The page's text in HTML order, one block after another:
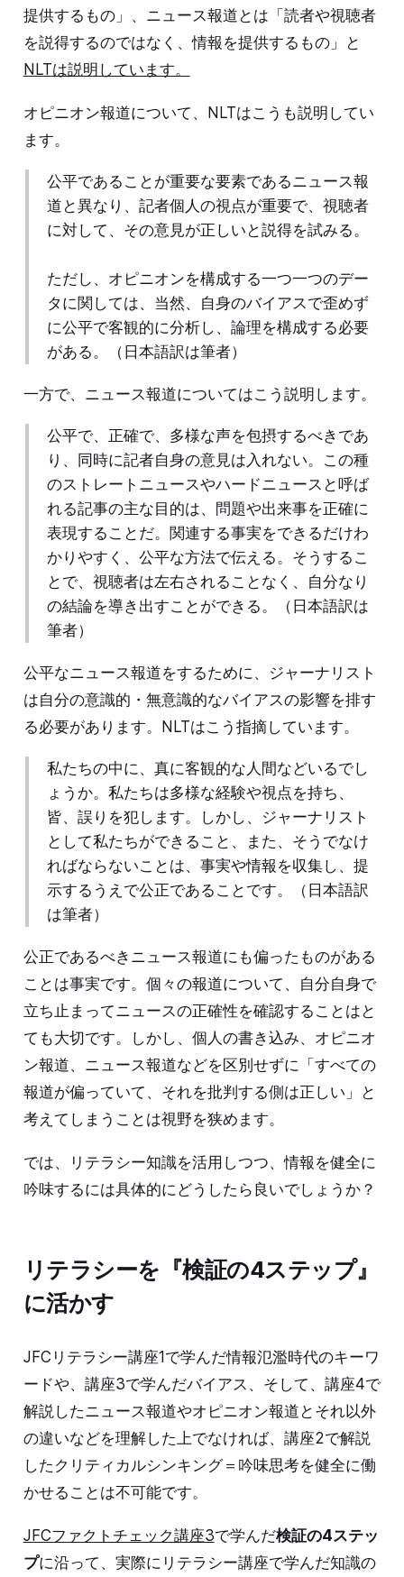
提供するもの」、ニュース報道とは「読者や視聴者
を説得するのではなく、情報を提供するもの」と
NLTは説明しています。
オピニオン報道について、NLTはこうも説明してい
ます。
公平であることが重要な要素であるニュース報
道と異なり、記者個人の視点が重要で、視聴者
に対して、その意見が正しいと説得を試みる。
ただし、オピニオンを構成する一つ一つのデー
タに関しては、当然、自身のバイアスで歪めず
に公平で客観的に分析し、論理を構成する必要
がある。（日本語訳は筆者）
一方で、ニュース報道についてはこう説明します。
公平で、正確で、多様な声を包摂するべきであ
り、同時に記者自身の意見は入れない。この種
のストレートニュースやハードニュースと呼ば
れる記事の主な目的は、問題や出来事を正確に
表現することだ。関連する事実をできるだけわ
かりやすく、公平な方法で伝える。そうするこ
とで、視聴者は左右されることなく、自分なり
の結論を導き出すことができる。（日本語訳は
筆者）
公平なニュース報道をするために、ジャーナリスト
は自分の意識的・無意識的なバイアスの影響を排す
る必要があります。NLTはこう指摘しています。
私たちの中に、真に客観的な人間などいるでし
ょうか。私たちは多様な経験や視点を持ち、
皆、誤りを犯します。しかし、ジャーナリスト
として私たちができること、また、そうでなけ
ればならないことは、事実や情報を収集し、提
示するうえで公正であることです。（日本語訳
は筆者）
公正であるべきニュース報道にも偏ったものがある
ことは事実です。個々の報道について、自分自身で
立ち止まってニュースの正確性を確認することはと
ても大切です。しかし、個人の書き込み、オピニオ
ン報道、ニュース報道などを区別せずに「すべての
報道が偏っていて、それを批判する側は正しい」と
考えてしまうことは視野を狭めます。
では、リテラシー知識を活用しつつ、情報を健全に
吟味するには具体的にどうしたら良いでしょうか？
リテラシーを『検証の4ステップ』
に活かす
JFCリテラシー講座1で学んだ情報氾濫時代のキーワ
ードや、講座3で学んだバイアス、そして、講座4で
解説したニュース報道やオピニオン報道とそれ以外
の違いなどを理解した上でなければ、講座2で解説
したクリティカルシンキング＝吟味思考を健全に働
かせることは不可能です。
JFCファクトチェック講座3で学んだ検証の4ステッ
プに沿って、実際にリテラシー講座で学んだ知識の